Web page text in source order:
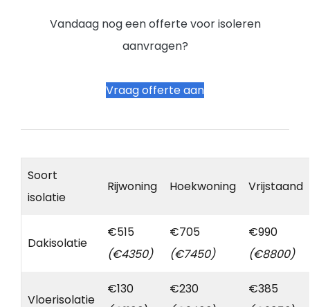
Vandaag nog een offerte voor isoleren
aanvragen?
Vraag offerte aan
Soort
isolatie
Rijwoning Hoekwoning Vrijstaand
Dakisolatie
€515
(€4350)
€705
(€7450)
€990
(€8800)
Vloerisolatie
€130
€230
€385